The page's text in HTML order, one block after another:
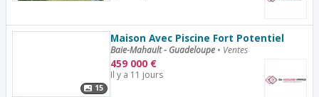
15
Maison Avec Piscine Fort Potentiel
Baie-Mahault - Guadeloupe • Ventes
459 000 €
Il y a 11 jours